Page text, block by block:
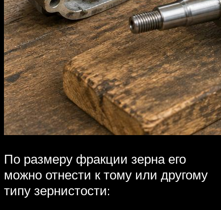
По размеру фракции зерна его
можно отнести к тому или другому
типу зернистости: